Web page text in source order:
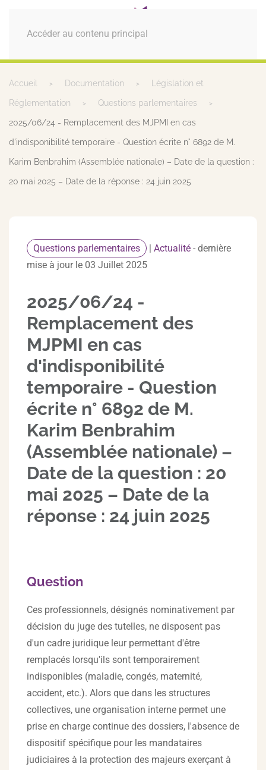
Accéder au contenu principal
MENU
Accueil Documentation Législation et
Réglementation Questions parlementaires
2025/06/24 - Remplacement des MJPMI en cas
d'indisponibilité temporaire - Question écrite n° 6892 de M.
Karim Benbrahim (Assemblée nationale) – Date de la question :
20 mai 2025 – Date de la réponse : 24 juin 2025
Questions parlementaires | Actualité - dernière
mise à jour le 03 Juillet 2025
2025/06/24 -
Remplacement des
MJPMI en cas
d'indisponibilité
temporaire - Question
écrite n° 6892 de M.
Karim Benbrahim
(Assemblée nationale) –
Date de la question : 20
mai 2025 – Date de la
réponse : 24 juin 2025
Question
Ces professionnels, désignés nominativement par
décision du juge des tutelles, ne disposent pas
d'un cadre juridique leur permettant d'être
remplacés lorsqu'ils sont temporairement
indisponibles (maladie, congés, maternité,
accident, etc.). Alors que dans les structures
collectives, une organisation interne permet une
prise en charge continue des dossiers, l'absence de
dispositif spécifique pour les mandataires
judiciaires à la protection des majeurs exerçant à